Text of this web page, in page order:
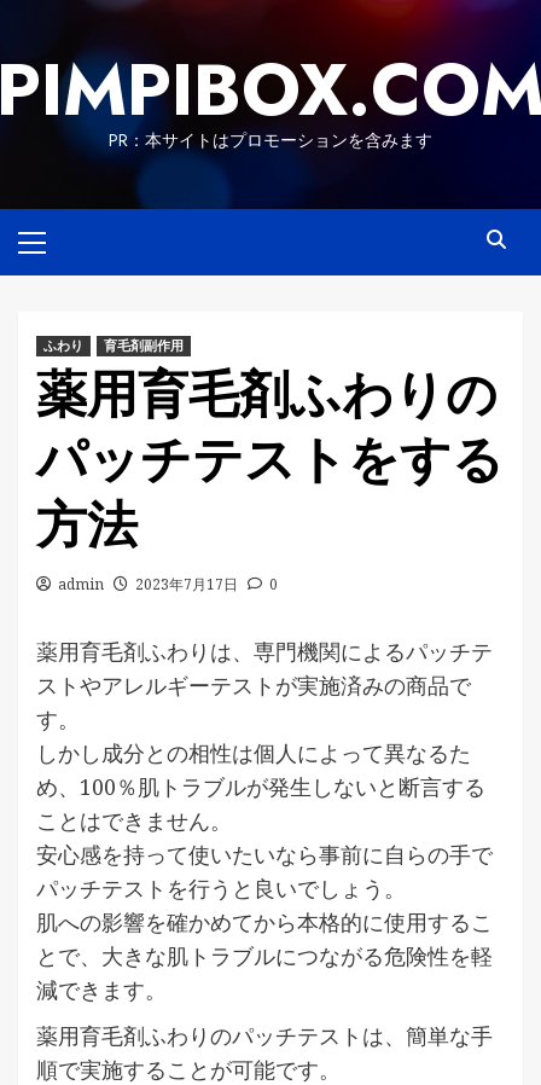
content
PR：本サイトはプロモーションを含みます
Menu
ふわり 育毛剤副作用
薬用育毛剤ふわりの
パッチテストをする
方法
admin 2023年7月17日 0
薬用育毛剤ふわりは、専門機関によるパッチテ
ストやアレルギーテストが実施済みの商品で
す。
しかし成分との相性は個人によって異なるた
め、100％肌トラブルが発生しないと断言する
ことはできません。
安心感を持って使いたいなら事前に自らの手で
パッチテストを行うと良いでしょう。
肌への影響を確かめてから本格的に使用するこ
とで、大きな肌トラブルにつながる危険性を軽
減できます。
薬用育毛剤ふわりのパッチテストは、簡単な手
順で実施することが可能です。